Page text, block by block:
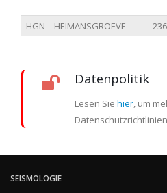
HGN HEIMANSGROEVE 236
Datenpolitik
Lesen Sie hier, um
SEISMOLOGIE